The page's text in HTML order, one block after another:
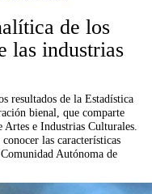
de los
las industrias
resultados de la Estadística
bienal, que comparte
e Industrias Culturales.
las características
Autónoma de